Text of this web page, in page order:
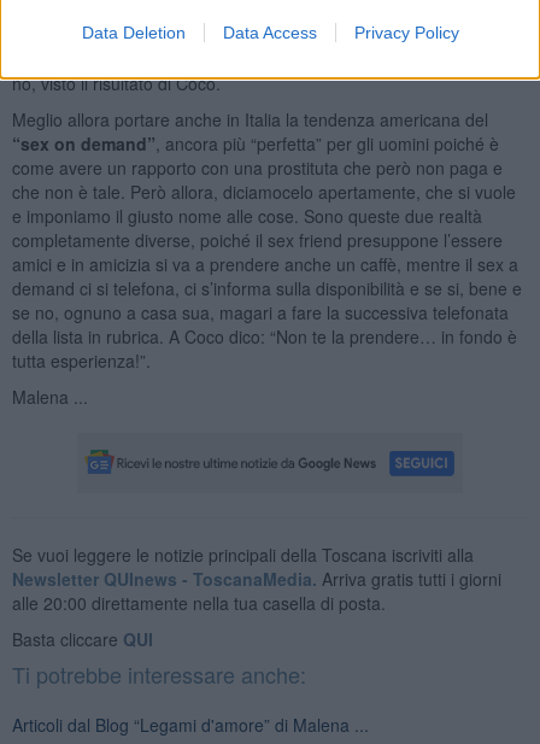
Data Deletion Data Access Privacy Policy
una relazione esclusivamente di sesso, senza implicazioni
no, visto il risultato di Coco.
Meglio allora portare anche in Italia la tendenza americana del
“sex on demand” , ancora più “perfetta” per gli uomini poiché è
come avere un rapporto con una prostituta che però non paga e
che non è tale. Però allora, diciamocelo apertamente, che si vuole
e imponiamo il giusto nome alle cose. Sono queste due realtà
completamente diverse, poiché il sex friend presuppone l’essere
amici e in amicizia si va a prendere anche un caffè, mentre il sex a
demand ci si telefona, ci s’informa sulla disponibilità e se si, bene e
se no, ognuno a casa sua, magari a fare la successiva telefonata
della lista in rubrica. A Coco dico: “Non te la prendere… in fondo è
tutta esperienza!”.
Malena ...
Se vuoi leggere le notizie principali della Toscana iscriviti alla
Newsletter QUInews - ToscanaMedia. Arriva gratis tutti i giorni
alle 20:00 direttamente nella tua casella di posta.
Basta cliccare QUI
Ti potrebbe interessare anche:
Articoli dal Blog “Legami d'amore” di Malena ...